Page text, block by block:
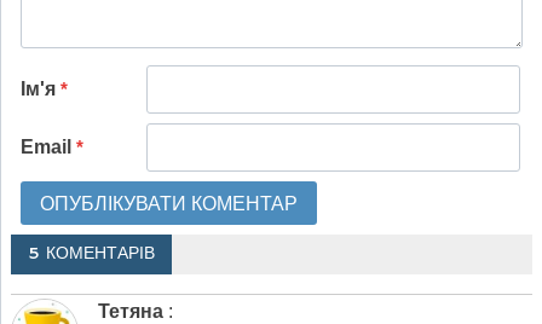
Ім'я *
Email *
5 КОМЕНТАРІВ
Тетяна :